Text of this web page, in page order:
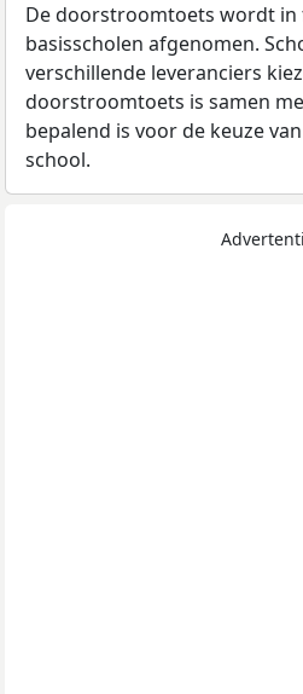
De doorstroomtoets wordt
basisscholen afgenomen.
verschillende leveranciers
doorstroomtoets is samen
bepalend is voor de keuze
school.